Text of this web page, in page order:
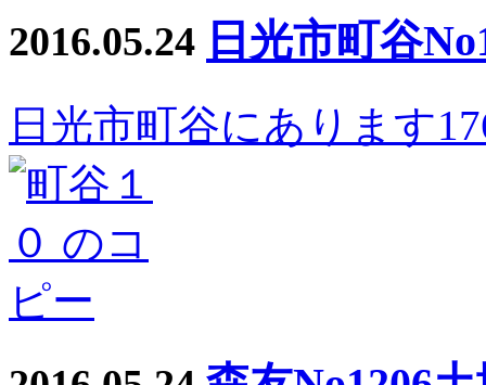
2016.05.24 日光市町谷
日光市町谷にあります